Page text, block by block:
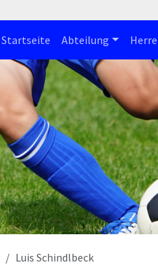
Startseite Abteilung
Luis Schindlbeck